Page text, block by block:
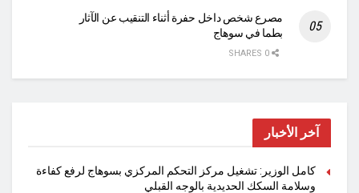
مصرع شخص داخل حفرة أثناء التنقيب عن الآثار
بطما في سوهاج
آخر الأخبار
كامل الوزير: تشغيل مركز التحكم المركزي بسوهاج لرفع كفاءة
وسلامة السكك الحديدية بالوجه القبلي